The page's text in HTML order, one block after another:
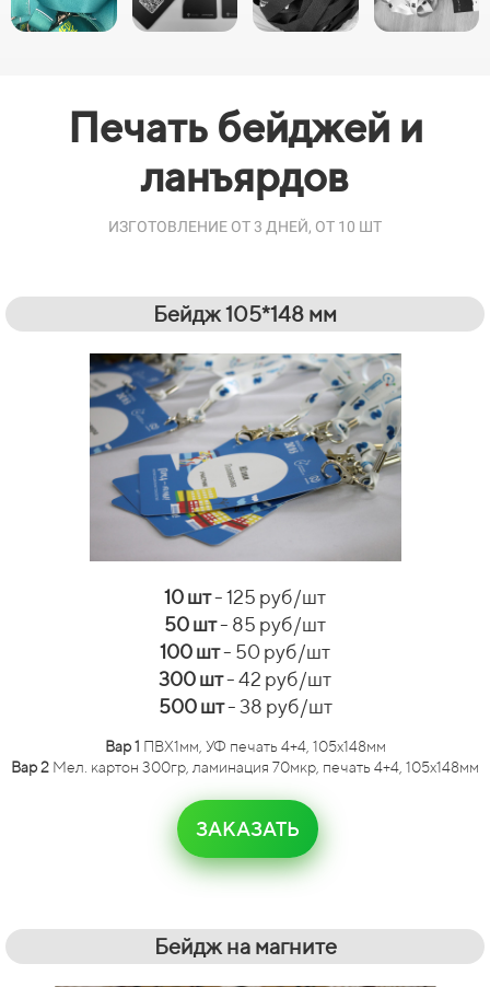
Печать бейджей и
ланъярдов
ИЗГОТОВЛЕНИЕ ОТ 3 ДНЕЙ, ОТ 10 ШТ
Бейдж 105*148 мм
10 шт- 125 руб/шт
50 шт- 85 руб/шт
100 шт- 50 руб/шт
300 шт- 42 руб/шт
500 шт- 38 руб/шт
Вар 1 ПВХ1мм, УФ печать 4+4, 105х148мм
Вар 2 Мел. картон 300гр, ламинация 70мкр, печать 4+4, 105х148мм
ЗАКАЗАТЬ
Бейдж на магните